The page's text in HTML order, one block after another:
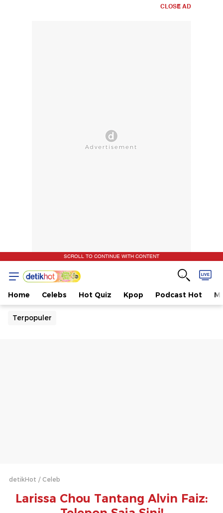
CLOSE AD
SCROLL TO CONTINUE WITH CONTENT
Home Celebs Hot Quiz Kpop Podcast Hot
Terpopuler
detikHot Celeb
Larissa Chou Tantang Alvin Faiz: